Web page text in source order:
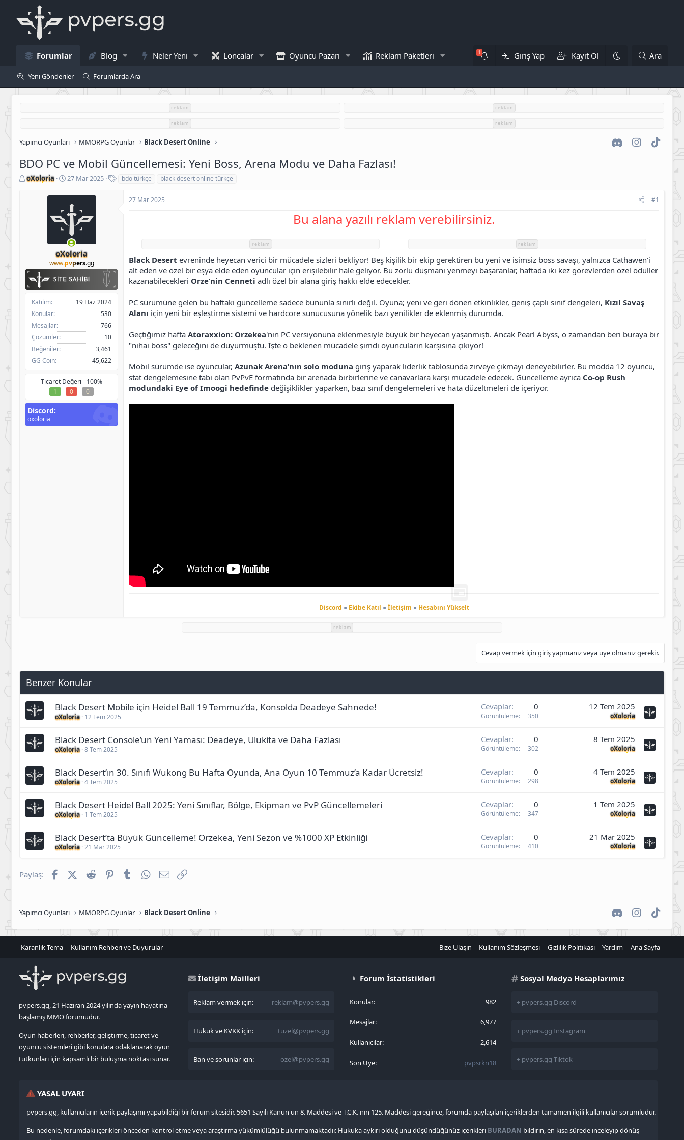
Forumlar Blog Neler Yeni Loncalar Oyuncu Pazarı Reklam Paketleri Giriş Yap Kayıt Ol Ara
Yeni Gönderiler Forumlarda Ara
reklam reklam
reklam reklam
Yapımcı Oyunları MMORPG Oyunlar Black Desert Online DiscordInstagram
TikTok
BDO PC ve Mobil Güncellemesi: Yeni Boss, Arena Modu ve Daha Fazlası!
K
oXoloria
B
ş
a
n
g
ı
ç
t
a
i
i
27 Mar 2025 bdo türkçe black desert online türkçe
oXoloria
www.pvpers.gg
Katılım
19 Haz 2024
Konular
530
Mesajlar
766
Çözümler
10
Beğeniler
3,461
GG Coin
45,622
Ticaret Değeri - 100%
1
0 0
Discord
oxoloria
27 Mar 2025 #1
Bu alana yazılı reklam verebilirsiniz.
reklam reklam
Black Desert evreninde heyecan verici bir mücadele sizleri bekliyor! Beş kişilik bir ekip gerektiren bu yeni ve isimsiz boss savaşı, yalnızca Cathawen’i
alt eden ve özel bir eşya elde eden oyuncular için erişilebilir hale geliyor. Bu zorlu düşmanı yenmeyi başaranlar, haftada iki kez görevlerden özel ödüller
kazanabilecekleri Orze’nin Cenneti adlı özel bir alana giriş hakkı elde edecekler.
PC sürümüne gelen bu haftaki güncelleme sadece bununla sınırlı değil. Oyuna; yeni ve geri dönen etkinlikler, geniş çaplı sınıf dengeleri, Kızıl Savaş
Alanı için yeni bir eşleştirme sistemi ve hardcore sunucusuna yönelik bazı yenilikler de eklenmiş durumda.
Geçtiğimiz hafta Atoraxxion: Orzekea'nın PC versiyonuna eklenmesiyle büyük bir heyecan yaşanmıştı. Ancak Pearl Abyss, o zamandan beri buraya bir
"nihai boss" geleceğini de duyurmuştu. İşte o beklenen mücadele şimdi oyuncuların karşısına çıkıyor!
Mobil sürümde ise oyuncular, Azunak Arena’nın solo moduna giriş yaparak liderlik tablosunda zirveye çıkmayı deneyebilirler. Bu modda 12 oyuncu,
stat dengelemesine tabi olan PvPvE formatında bir arenada birbirlerine ve canavarlara karşı mücadele edecek. Güncelleme ayrıca Co-op Rush
modundaki Eye of Imoogi hedefinde değişiklikler yaparken, bazı sınıf dengelemeleri ve hata düzeltmeleri de içeriyor.
Discord ● Ekibe Katıl ● İletişim ● Hesabını Yükselt
reklam
Cevap vermek için giriş yapmanız veya üye olmanız gerekir.
Benzer Konular
Black Desert Mobile için Heidel Ball 19 Temmuz’da, Konsolda Deadeye Sahnede!
oXoloria 12 Tem 2025
Cevaplar 0
Görüntüleme 350
12 Tem 2025
oXoloria
Black Desert Console’un Yeni Yaması: Deadeye, Ulukita ve Daha Fazlası
oXoloria 8 Tem 2025
Cevaplar 0
Görüntüleme 302
8 Tem 2025
oXoloria
Black Desert’ın 30. Sınıfı Wukong Bu Hafta Oyunda, Ana Oyun 10 Temmuz’a Kadar Ücretsiz!
oXoloria 4 Tem 2025
Cevaplar 0
Görüntüleme 298
4 Tem 2025
oXoloria
Black Desert Heidel Ball 2025: Yeni Sınıflar, Bölge, Ekipman ve PvP Güncellemeleri
oXoloria 1 Tem 2025
Cevaplar 0
Görüntüleme 347
1 Tem 2025
oXoloria
Black Desert’ta Büyük Güncelleme! Orzekea, Yeni Sezon ve %1000 XP Etkinliği
oXoloria 21 Mar 2025
Cevaplar 0
Görüntüleme 410
21 Mar 2025
oXoloria
Paylaş: FacebookX (Twitter)
Reddit PinterestTumblr WhatsApp
E-posta
Yapımcı Oyunları MMORPG Oyunlar Black Desert Online DiscordInstagram
TikTok
Karanlık Tema Kullanım Rehberi ve Duyurular Bize Ulaşın Kullanım Sözleşmesi Gizlilik Politikası Yardım Ana Sayfa
pvpers.gg, 21 Haziran 2024 yılında yayın hayatına
başlamış MMO forumudur.
Oyun haberleri, rehberler, geliştirme, ticaret ve
oyuncu sistemleri gibi konulara odaklanarak oyun
tutkunları için kapsamlı bir buluşma noktası sunar.
İletişim Mailleri
Reklam vermek için: reklam@pvpers.gg
Hukuk ve KVKK için: tuzel@pvpers.gg
Ban ve sorunlar için: ozel@pvpers.gg
Forum İstatistikleri
Konular 982
Mesajlar 6,977
Kullanıcılar 2,614
Son Üye pvpsrkn18
Sosyal Medya Hesaplarımız
+ pvpers.gg Discord
+ pvpers.gg Instagram
+ pvpers.gg Tiktok
YASAL UYARI
pvpers.gg, kullanıcıların içerik paylaşımı yapabildiği bir forum sitesidir. 5651 Sayılı Kanun'un 8. Maddesi ve T.C.K.'nın 125. Maddesi gereğince, forumda paylaşılan içeriklerden tamamen ilgili kullanıcılar sorumludur.
Bu nedenle, forumdaki içerikleri önceden kontrol etme veya araştırma yükümlülüğü bulunmamaktadır. Hukuka aykırı olduğunu düşündüğünüz içerikleri BURADAN bildirin, en kısa sürede inceleyip dönüş